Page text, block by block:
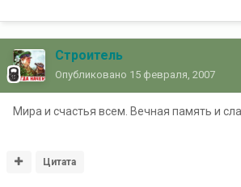
Строитель
Опубликовано 15 февраля, 2007
Мира и счастья всем. Вечная память и
Цитата